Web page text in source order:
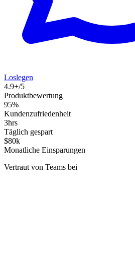
Loslegen
4.9+/5
Produktbewertung
95%
Kundenzufriedenheit
3hrs
Täglich gespart
$80k
Monatliche Einsparungen
Vertraut von Teams bei